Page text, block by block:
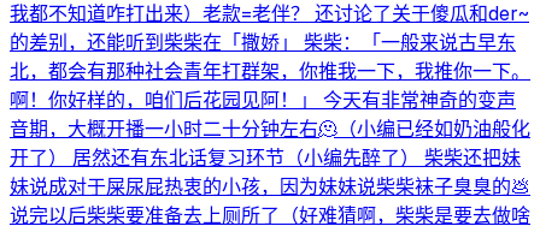
我都不知道咋打出来）老款=老伴？ 还讨论了关于傻瓜和der~
的差别，还能听到柴柴在「撒娇」 柴柴：「一般来说古早东
北，都会有那种社会青年打群架，你推我一下，我推你一下。
啊！你好样的，咱们后花园见阿！」 今天有非常神奇的变声
音期，大概开播一小时二十分钟左右🫠（小编已经如奶油般化
开了） 居然还有东北话复习环节（小编先醉了） 柴柴还把妹
妹说成对于屎尿屁热衷的小孩，因为妹妹说柴柴袜子臭臭的💩
说完以后柴柴要准备去上厕所了（好难猜啊，柴柴是要去做啥